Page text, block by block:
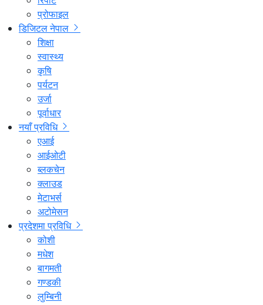
प्रोफाइल
डिजिटल नेपाल
शिक्षा
स्वास्थ्य
कृषि
पर्यटन
उर्जा
पूर्वाधार
नयाँ प्रविधि
एआई
आईओटी
ब्लकचेन
क्लाउड
मेटाभर्स
अटोमेसन
प्रदेशमा प्रविधि
कोशी
मधेश
बागमती
गण्डकी
लुम्बिनी